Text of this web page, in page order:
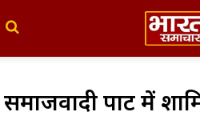
समाजवादी पार्टी में